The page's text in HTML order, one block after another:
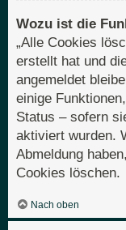
Wozu ist die
„Alle Cookies
erstellt hat und
angemeldet
einige
Status – sofern
aktiviert wurden.
Abmeldung
Cookies löschen.
Nach oben